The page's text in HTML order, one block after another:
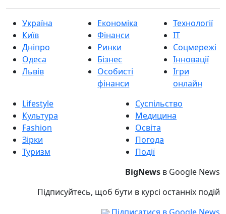
Україна
Київ
Дніпро
Одеса
Львів
Економіка
Фінанси
Ринки
Бізнес
Особисті
фінанси
Технології
IT
Соцмережі
Інновації
Ігри
онлайн
Lifestyle
Культура
Fashion
Зірки
Туризм
Суспільство
Медицина
Освіта
Погода
Події
BigNews в Google News
Підписуйтесь, щоб бути в курсі останніх подій